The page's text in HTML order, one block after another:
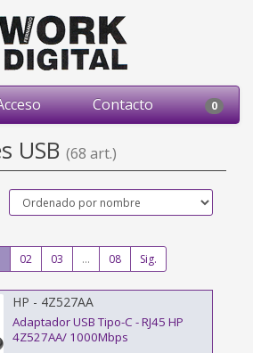
Contacto 0
USB (68 art.)
02 03 ... 08 Sig.
HP - 4Z527AA
Adaptador USB Tipo-C - RJ45 HP
4Z527AA/ 1000Mbps